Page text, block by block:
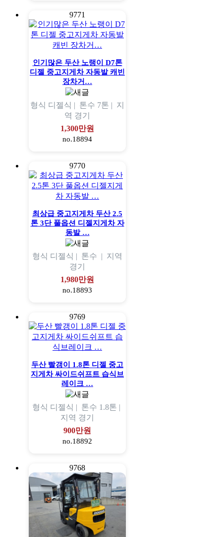
9771
인기많은 두산 노랭이 D7톤
디젤 중고지게차 자동발 캐빈
장차거…
형식 디젤식 | 톤수 7톤 | 지
역 경기
1,300만원
no.18894
9770
최상급 중고지게차 두산 2.5
톤 3단 풀옵션 디젤지게차 자
동발 …
형식 디젤식 | 톤수 | 지역
경기
1,980만원
no.18893
9769
두산 빨갱이 1.8톤 디젤 중고
지게차 싸이드쉬프트 습식브
레이크 …
형식 디젤식 | 톤수 1.8톤 |
지역 경기
900만원
no.18892
9768